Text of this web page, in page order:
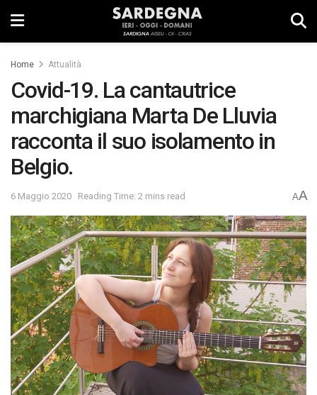
Home Attualità
Covid-19. La cantautrice
marchigiana Marta De Lluvia
racconta il suo isolamento in
Belgio.
6 Maggio 2020 Reading Time: 2 mins read AA